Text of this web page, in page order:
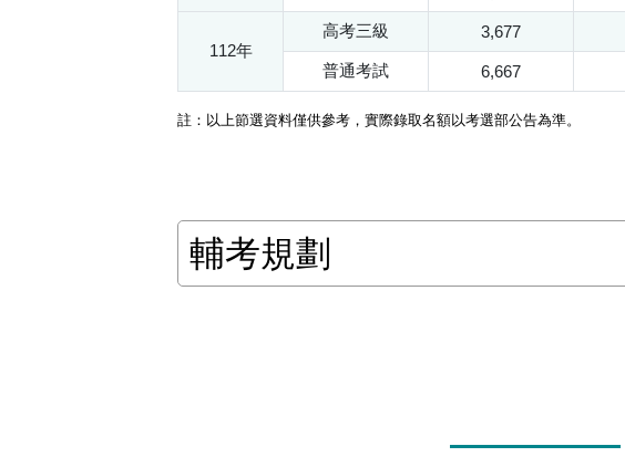
112年
高考三級 3,677
普通考試 6,667
註：以上節選資料僅供參考，實際錄取名額以考選部公告為準。
輔考規劃